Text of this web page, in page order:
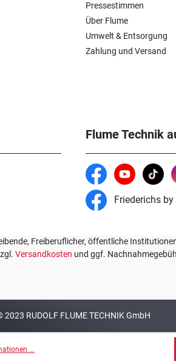
Pressestimmen
Über Flume
Umwelt & Entsorgung
Zahlung und Versand
Flume Technik
Friederichs
Freiberuflicher, öffentliche
Versandkosten und ggf.
2023 RUDOLF FLUME TECHNIK GmbH
...